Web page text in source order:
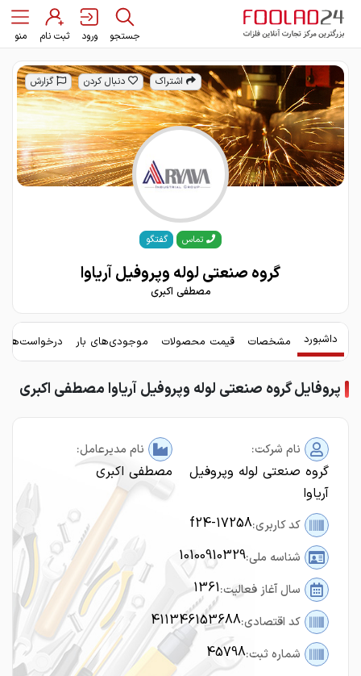
جستجو ورود ثبت نام منو
اشتراک دنبال کردن گزارش
تماس گفتگو
گروه صنعتی لوله وپروفیل آریاوا
مصطفی اکبری
داشبورد مشخصات قیمت محصولات موجودی‌های بار
پروفایل گروه صنعتی لوله وپروفیل آریاوا مصطفی اکبری
نام شرکت:
گروه صنعتی لوله وپروفیل
آریاوا
نام مدیرعامل:
مصطفی اکبری
کد کاربری:f24-17258
شناسه ملی:10100910329
سال آغاز فعالیت:1361
کد اقتصادی:411346153688
شماره ثبت:45798